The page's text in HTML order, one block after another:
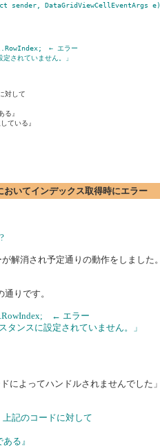
sender, DataGridViewCellEventArgs e)
　← エラー
されていません。」
対して
』
いる』
おいてインデックス取得時にエラー
解消され予定通りの動作をしました。
りです。
← エラー
タンスに設定されていません。」
によってハンドルされませんでした」
記のコードに対して
る』